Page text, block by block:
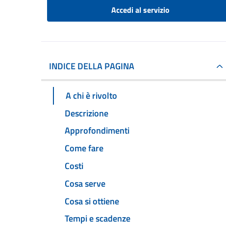
Accedi al servizio
INDICE DELLA PAGINA
A chi è rivolto
Descrizione
Approfondimenti
Come fare
Costi
Cosa serve
Cosa si ottiene
Tempi e scadenze